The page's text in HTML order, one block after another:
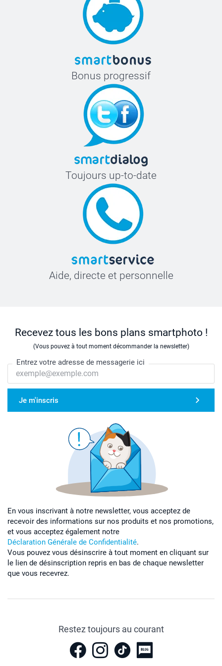
Bonus progressif
Toujours up-to-date
Aide, directe et personnelle
Recevez tous les bons plans smartphoto !
(Vous pouvez à tout moment décommander la newsletter)
Entrez votre adresse de messagerie ici
Je m'inscris
En vous inscrivant à notre newsletter, vous acceptez de
recevoir des informations sur nos produits et nos promotions,
et vous acceptez également notre
Déclaration Générale de Confidentialité.
Vous pouvez vous désinscrire à tout moment en cliquant sur
le lien de désinscription repris en bas de chaque newsletter
que vous recevrez.
Restez toujours au courant